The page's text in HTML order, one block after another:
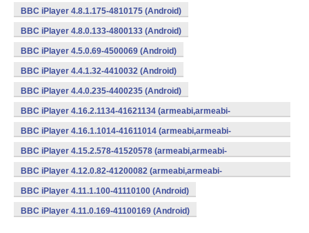
BBC iPlayer 4.8.1.175-4810175 (Android)
BBC iPlayer 4.8.0.133-4800133 (Android)
BBC iPlayer 4.5.0.69-4500069 (Android)
BBC iPlayer 4.4.1.32-4410032 (Android)
BBC iPlayer 4.4.0.235-4400235 (Android)
BBC iPlayer 4.16.2.1134-41621134 (armeabi,armeabi-
v7a,mips,x86) (Android)
BBC iPlayer 4.16.1.1014-41611014 (armeabi,armeabi-
v7a,mips,x86) (Android)
BBC iPlayer 4.15.2.578-41520578 (armeabi,armeabi-
v7a,mips,x86) (Android)
BBC iPlayer 4.12.0.82-41200082 (armeabi,armeabi-
v7a,mips,x86) (Android)
BBC iPlayer 4.11.1.100-41110100 (Android)
BBC iPlayer 4.11.0.169-41100169 (Android)